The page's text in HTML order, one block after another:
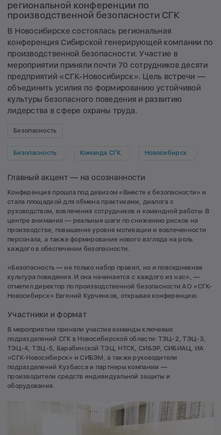
региональной конференции по
производственной безопасности СГК
В Новосибирске состоялась региональная
конференция Сибирской генерирующей компании по
производственной безопасности. Участие в
мероприятии приняли почти 70 сотрудников десяти
предприятий «СГК-Новосибирск». Цель встречи —
объединить усилия по формированию устойчивой
культуры безопасного поведения и развитию
лидерства в сфере охраны труда.
Безопасность
Безопасность Команда СГК Новосибирск
Главный акцент — на осознанности
Конференция прошла под девизом «Вместе к безопасности» и
стала площадкой для обмена практиками, диалога с
руководством, вовлечения сотрудников и командной работы. В
центре внимания — реальные шаги по снижению рисков на
производстве, повышение уровня мотивации и вовлеченности
персонала, а также формирование нового взгляда на роль
каждого в обеспечении безопасности.
«Безопасность — не только набор правил, но и повседневная
культура поведения. И она начинается с каждого из нас», —
отметил директор по производственной безопасности АО «СГК-
Новосибирск» Евгений Курченков, открывая конференцию.
Участники и формат
В мероприятии приняли участие команды ключевых
подразделений СГК в Новосибирской области: ТЭЦ-2, ТЭЦ-3,
ТЭЦ-4, ТЭЦ-5, Барабинской ТЭЦ, НТСК, СИБЭР, СИБИАЦ, ИА
«СГК-Новосибирск» и СИБЭМ, а также руководители
подразделений Кузбасса и партнеры компании —
производители средств индивидуальной защиты и
оборудования.